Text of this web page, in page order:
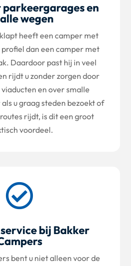
en
wegen
heeft een camper met
dan een camper met
Daardoor past hij in veel
rijdt u zonder zorgen door
en over smalle
u graag steden bezoekt of
rijdt, is dit een groot
voordeel.

bij Bakker
bent u niet alleen voor de